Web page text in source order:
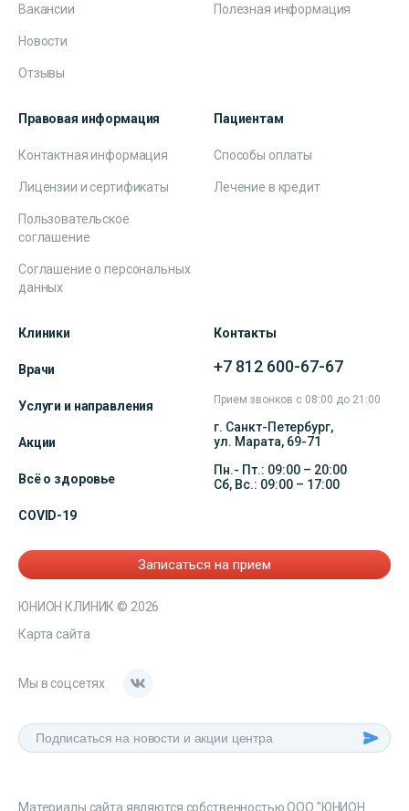
Вакансии
Новости
Отзывы
Полезная информация
Правовая информация
Контактная информация
Лицензии и сертификаты
Пользовательское
соглашение
Соглашение о персональных
данных
Пациентам
Способы оплаты
Лечение в кредит
Клиники
Врачи
Услуги и направления
Акции
Всё о здоровье
COVID-19
Контакты
+7 812 600-67-67
Прием звонков с 08:00 до 21:00
г. Санкт-Петербург,
ул. Марата, 69-71
Пн.- Пт.: 09:00 – 20:00
Сб, Вс.: 09:00 – 17:00
Записаться на прием
ЮНИОН КЛИНИК © 2026
Карта сайта
Мы в соцсетях
Материалы сайта являются собственностью ООО "ЮНИОН